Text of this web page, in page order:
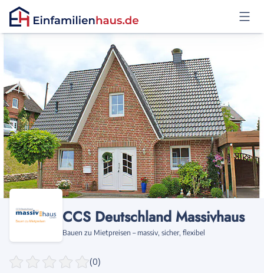
CCS Deutschland Massivhaus
Bauen zu Mietpreisen – massiv, sicher, flexibel
(0)